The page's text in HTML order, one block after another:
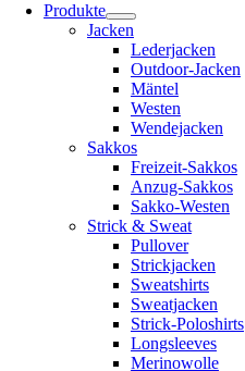
Produkte
Jacken
Lederjacken
Outdoor-Jacken
Mäntel
Westen
Wendejacken
Sakkos
Freizeit-Sakkos
Anzug-Sakkos
Sakko-Westen
Strick & Sweat
Pullover
Strickjacken
Sweatshirts
Sweatjacken
Strick-Poloshirts
Longsleeves
Merinowolle